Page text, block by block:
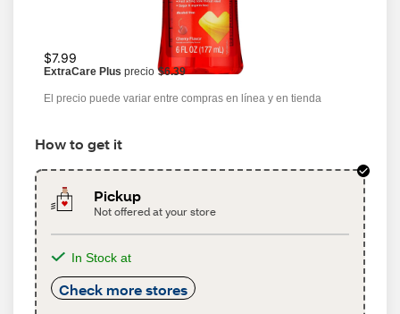
$7.99
ExtraCare Plus precio $6.39
El precio puede variar entre compras en línea y en tienda
How to get it
Pickup
Not offered at your store
In Stock at
Check more stores